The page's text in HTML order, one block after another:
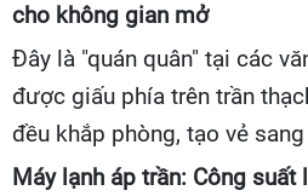
cho không gian mở
Đây là "quán quân" tại các
được giấu phía trên trần
đều khắp phòng, tạo vẻ
Máy lạnh áp trần: Công